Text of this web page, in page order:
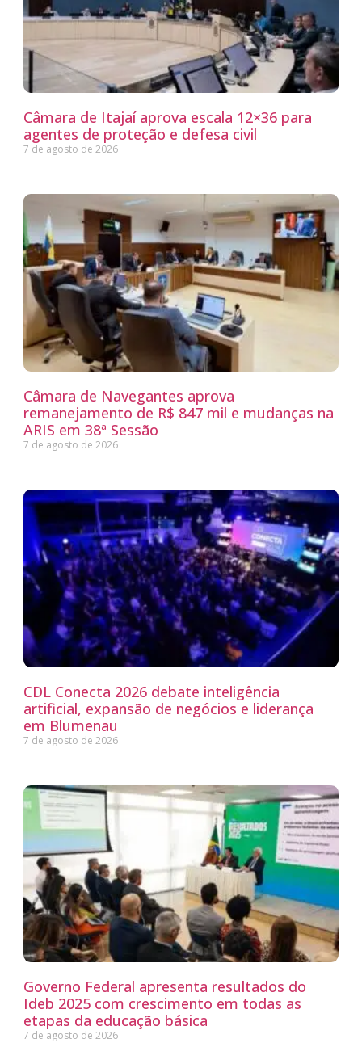
Câmara de Itajaí aprova escala 12×36 para
agentes de proteção e defesa civil
7 de agosto de 2026
Câmara de Navegantes aprova
remanejamento de R$ 847 mil e mudanças na
ARIS em 38ª Sessão
7 de agosto de 2026
CDL Conecta 2026 debate inteligência
artificial, expansão de negócios e liderança
em Blumenau
7 de agosto de 2026
Governo Federal apresenta resultados do
Ideb 2025 com crescimento em todas as
etapas da educação básica
7 de agosto de 2026